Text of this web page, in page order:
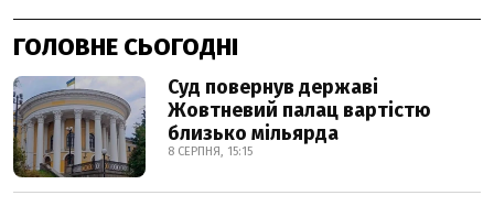
ГОЛОВНЕ СЬОГОДНІ
Суд повернув державі
Жовтневий палац вартістю
близько мільярда
8 СЕРПНЯ, 15:15